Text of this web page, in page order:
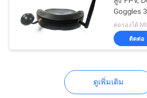
แว่นตาฝึกอบรม
Goggles
ต่อรองได้
ติดต่อ
ดูเพิ่มเติม